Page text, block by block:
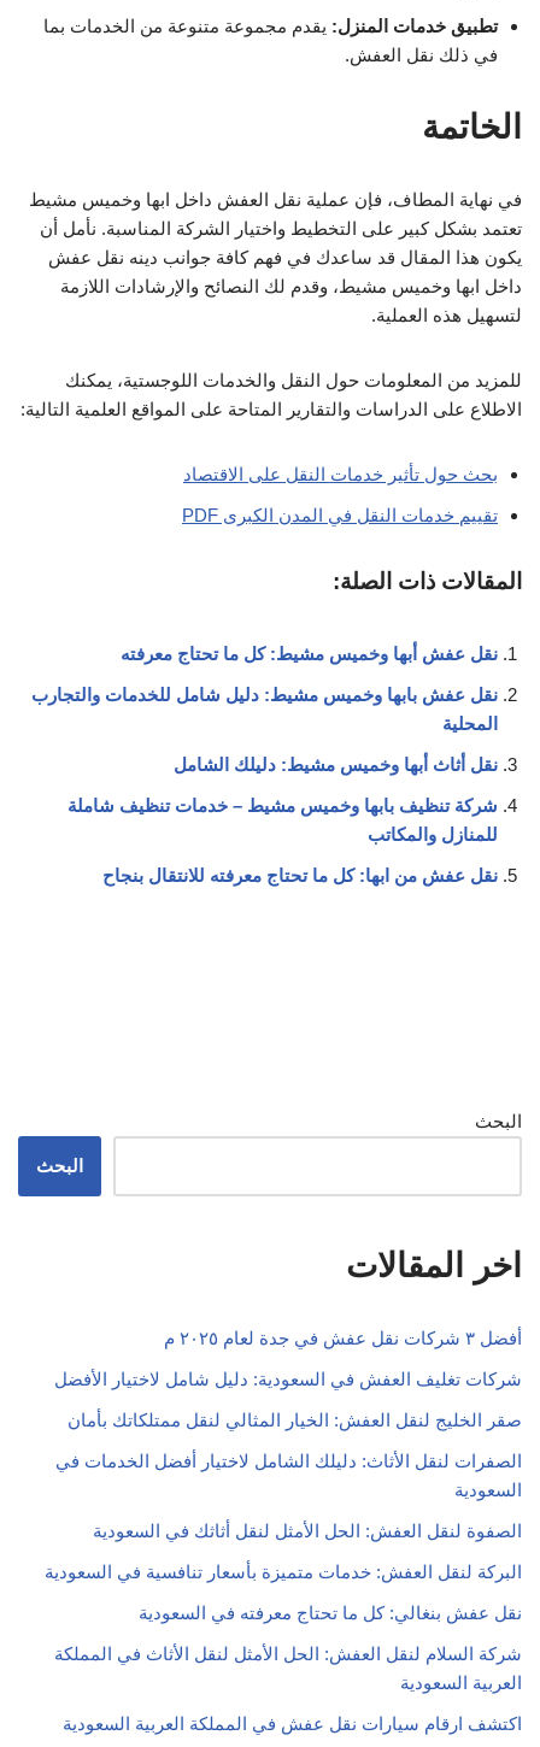
تطبيق خدمات المنزل: يقدم مجموعة متنوعة من الخدمات بما
في ذلك نقل العفش.
الخاتمة
في نهاية المطاف، فإن عملية نقل العفش داخل ابها وخميس مشيط
تعتمد بشكل كبير على التخطيط واختيار الشركة المناسبة. نأمل أن
يكون هذا المقال قد ساعدك في فهم كافة جوانب دينه نقل عفش
داخل ابها وخميس مشيط، وقدم لك النصائح والإرشادات اللازمة
لتسهيل هذه العملية.
للمزيد من المعلومات حول النقل والخدمات اللوجستية، يمكنك
الاطلاع على الدراسات والتقارير المتاحة على المواقع العلمية التالية:
بحث حول تأثير خدمات النقل على الاقتصاد
تقييم خدمات النقل في المدن الكبرى PDF
المقالات ذات الصلة:
نقل عفش أبها وخميس مشيط: كل ما تحتاج معرفته
نقل عفش بابها وخميس مشيط: دليل شامل للخدمات والتجارب
المحلية
نقل أثاث أبها وخميس مشيط: دليلك الشامل
شركة تنظيف بابها وخميس مشيط – خدمات تنظيف شاملة
للمنازل والمكاتب
نقل عفش من ابها: كل ما تحتاج معرفته للانتقال بنجاح
البحث
البحث
اخر المقالات
أفضل ٣ شركات نقل عفش في جدة لعام ٢٠٢٥ م
شركات تغليف العفش في السعودية: دليل شامل لاختيار الأفضل
صقر الخليج لنقل العفش: الخيار المثالي لنقل ممتلكاتك بأمان
الصفرات لنقل الأثاث: دليلك الشامل لاختيار أفضل الخدمات في
السعودية
الصفوة لنقل العفش: الحل الأمثل لنقل أثاثك في السعودية
البركة لنقل العفش: خدمات متميزة بأسعار تنافسية في السعودية
نقل عفش بنغالي: كل ما تحتاج معرفته في السعودية
شركة السلام لنقل العفش: الحل الأمثل لنقل الأثاث في المملكة
العربية السعودية
اكتشف ارقام سيارات نقل عفش في المملكة العربية السعودية